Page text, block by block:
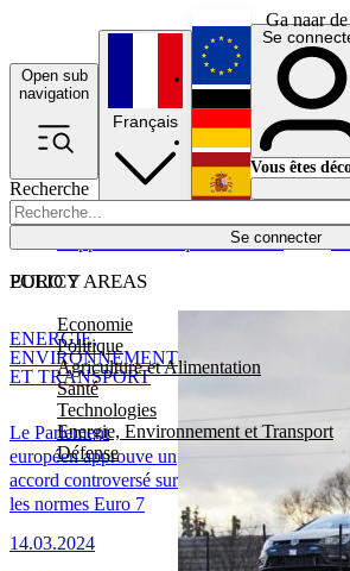
Ga naar
Open sub
navigation
Recherche
Se connecter
POLICY AREAS
Economie
Politique
Agriculture et Alimentation
Santé
Technologies
Energie, Environnement et Transport
Défense
Économie
Français
English
Deutsch
Español
Se
Vous êtes
EURO 7
Le Parlement
européen approuve un
accord controversé sur
les normes Euro 7
14.03.2024
ENERGIE,
ENVIRONNEMENT
ET TRANSPORT